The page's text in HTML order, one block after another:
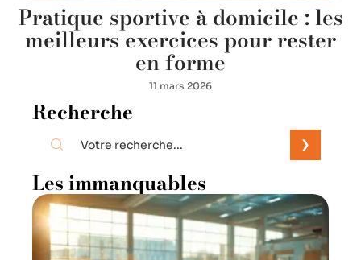
Pratique sportive à domicile : les
meilleurs exercices pour rester
en forme
11 mars 2026
Recherche
Les immanquables